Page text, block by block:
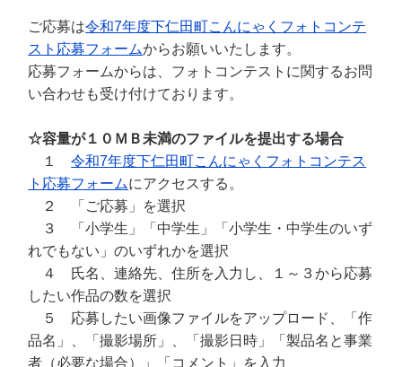
ご応募は令和7年度下仁田町こんにゃくフォトコンテ
スト応募フォームからお願いいたします。
応募フォームからは、フォトコンテストに関するお問
い合わせも受け付けております。
☆容量が１０ＭＢ未満のファイルを提出する場合
１令和7年度下仁田町こんにゃくフォトコンテス
ト応募フォームにアクセスする。
２ 「ご応募」を選択
３ 「小学生」「中学生」「小学生・中学生のいず
れでもない」のいずれかを選択
４ 氏名、連絡先、住所を入力し、１～３から応募
したい作品の数を選択
５ 応募したい画像ファイルをアップロード、「作
品名」、「撮影場所」、「撮影日時」「製品名と事業
者（必要な場合）」「コメント」を入力